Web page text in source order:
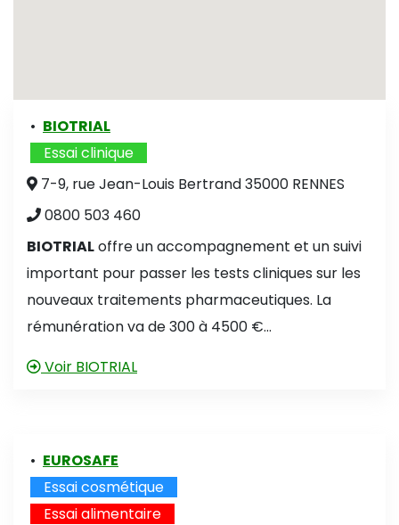
• BIOTRIAL
Essai clinique
7-9, rue Jean-Louis Bertrand 35000 RENNES
0800 503 460
BIOTRIALoffre un accompagnement et un suivi
important pour passer les tests cliniques sur les
nouveaux traitements pharmaceutiques. La
rémunération va de 300 à 4500 €...
Voir BIOTRIAL
• EUROSAFE
Essai cosmétique
Essai alimentaire